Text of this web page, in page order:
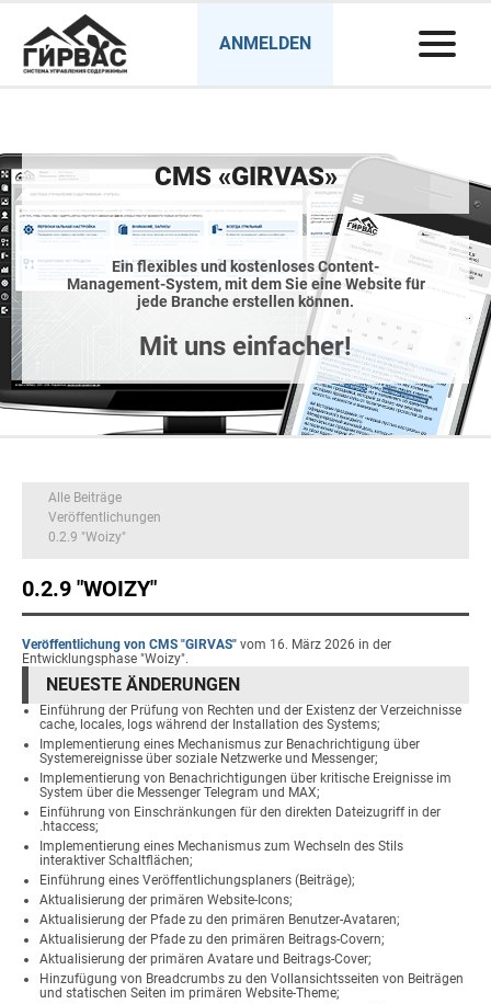
ANMELDEN
CMS «GIRVAS»
Ein flexibles und kostenloses Content-
Management-System, mit dem Sie eine Website für
jede Branche erstellen können.
Mit uns einfacher!
Alle Beiträge
Veröffentlichungen
0.2.9 "Woizy"
0.2.9 "WOIZY"
Veröffentlichung von CMS "GIRVAS" vom 16. März 2026 in der
Entwicklungsphase "Woizy".
NEUESTE ÄNDERUNGEN
Einführung der Prüfung von Rechten und der Existenz der Verzeichnisse
cache, locales, logs während der Installation des Systems;
Implementierung eines Mechanismus zur Benachrichtigung über
Systemereignisse über soziale Netzwerke und Messenger;
Implementierung von Benachrichtigungen über kritische Ereignisse im
System über die Messenger Telegram und MAX;
Einführung von Einschränkungen für den direkten Dateizugriff in der
.htaccess;
Implementierung eines Mechanismus zum Wechseln des Stils
interaktiver Schaltflächen;
Einführung eines Veröffentlichungsplaners (Beiträge);
Aktualisierung der primären Website-Icons;
Aktualisierung der Pfade zu den primären Benutzer-Avataren;
Aktualisierung der Pfade zu den primären Beitrags-Covern;
Aktualisierung der primären Avatare und Beitrags-Cover;
Hinzufügung von Breadcrumbs zu den Vollansichtsseiten von Beiträgen
und statischen Seiten im primären Website-Theme;